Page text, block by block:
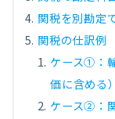
関税を別勘定
関税の仕訳例
ケース①：
価に含める）
ケース②：